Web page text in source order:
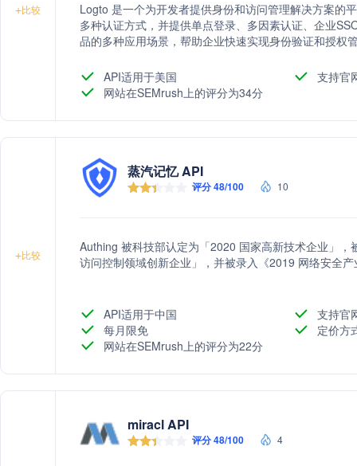
+比较
Logto 是一个为开发者提供身份和访问管理解决方案的
多种认证方式，并提供单点登录、多因素认证、企业
品的多种应用场景，帮助企业快速实现身份验证和授权
API适用于美国
支持官
网站在SEMrush上的评分为34分
+比较
蒸汽记忆 API
评分 48/100 10
Authing 被科技部认定为「2020 国家高新技术企业」
访问控制领域创新企业」，并被录入《2019 网络安全
API适用于中国
支持官
每月限免
定价方
网站在SEMrush上的评分为22分
miracl API
评分 48/100 4